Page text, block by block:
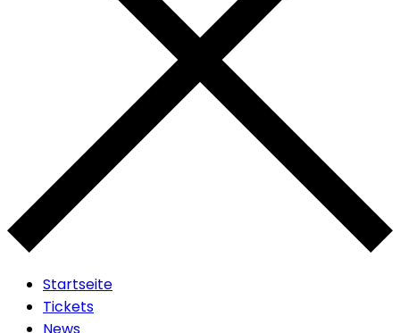
Startseite
Tickets